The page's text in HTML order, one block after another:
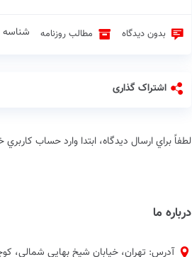
بدون دیدگاه مطالب روزنامه شناسه خبر
اشتراک گذاری
لطفاً براي ارسال دیدگاه، ابتدا وارد حساب
درباره ما
آدرس: تهران، خیابان شیخ بهایی شمالی،